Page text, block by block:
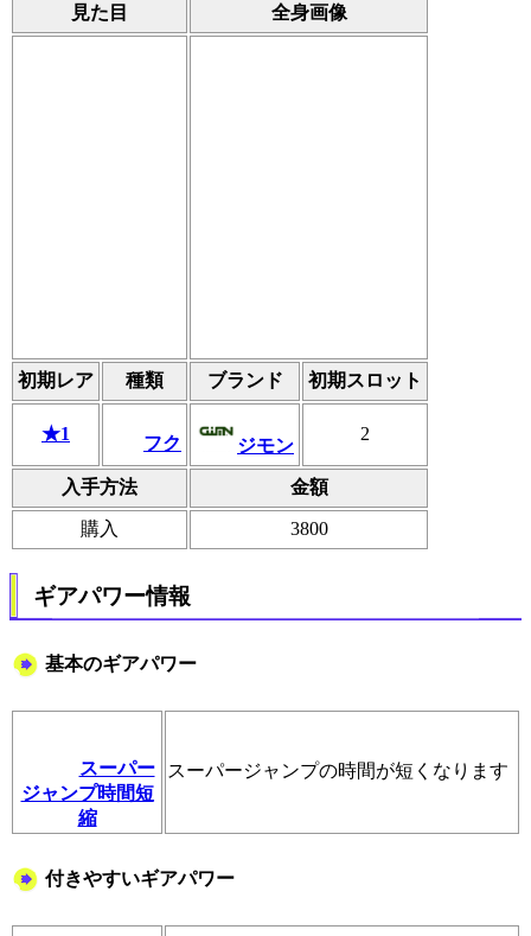
見た目 全身画像
初期レア 種類 ブランド 初期スロット
★1 フク ジモン
2
入手方法 金額
購入 3800
ギアパワー情報
基本のギアパワー
スーパー
ジャンプ時間短
縮
スーパージャンプの時間が短くなります
付きやすいギアパワー